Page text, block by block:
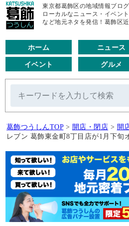
東京都葛飾区の地域情報ブロ
ローカルなニュース・イベン
など地元ネタを発信！葛飾区
ホーム ニュース
イベント グルメ
葛飾つうしんTOP > 開店・閉店 > 開
レブン 葛飾東金町8丁目店が1月下旬